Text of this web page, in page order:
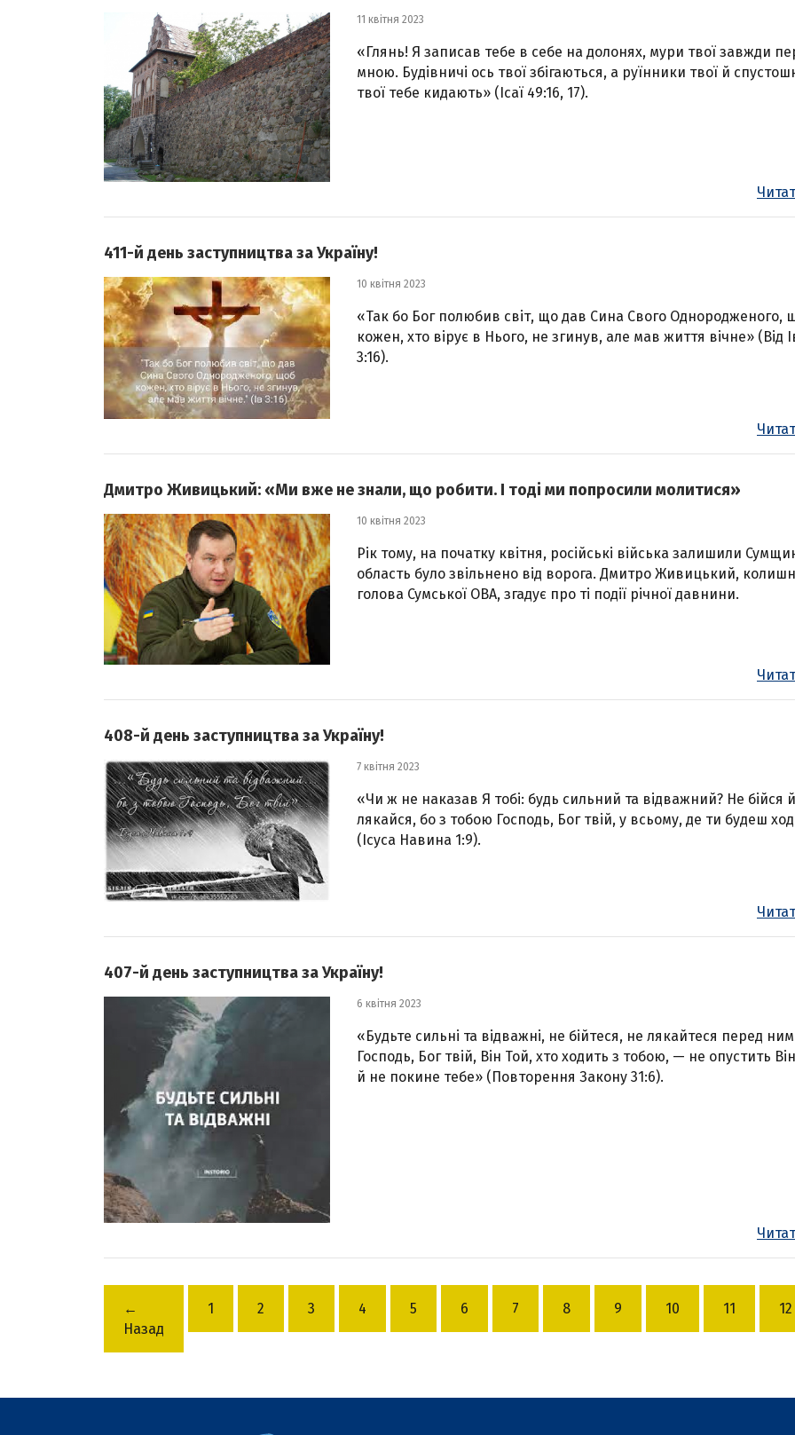
11 квітня 2023
«Глянь! Я записав тебе в себе на долонях, мури твої завжди
мною. Будівничі ось твої збігаються, а руїнники твої й
твої тебе кидають» (Ісаї 49:16, 17).
411-й день заступництва за Україну!
10 квітня 2023
«Так бо Бог полюбив світ, що дав Сина Свого Однородженого,
кожен, хто вірує в Нього, не згинув, але мав життя вічне» (Від
3:16).
Дмитро Живицький: «Ми вже не знали, що робити. І тоді ми попросили молитися»
10 квітня 2023
Рік тому, на початку квітня, російські війська залишили
область було звільнено від ворога. Дмитро Живицький,
голова Сумської ОВА, згадує про ті події річної давнини.
408-й день заступництва за Україну!
7 квітня 2023
«Чи ж не наказав Я тобі: будь сильний та відважний? Не бійся
лякайся, бо з тобою Господь, Бог твій, у всьому, де ти будеш
(Ісуса Навина 1:9).
407-й день заступництва за Україну!
6 квітня 2023
«Будьте сильні та відважні, не бійтеся, не лякайтеся перед
Господь, Бог твій, Він Той, хто ходить з тобою, — не опустить
й не покине тебе» (Повторення Закону 31:6).
←
Назад
1 2 3 4 5 6 7 8 9 10 11 12